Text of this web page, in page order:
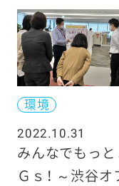
環境
2022.10.31
みんなでもっと
Ｇｓ！ ～渋谷オ